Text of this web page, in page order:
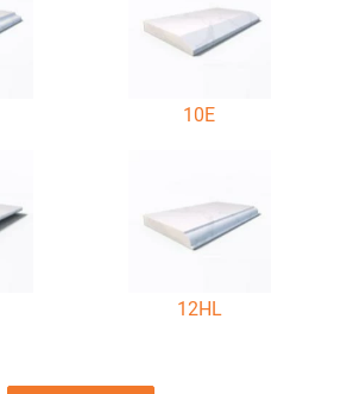
10E
12HL